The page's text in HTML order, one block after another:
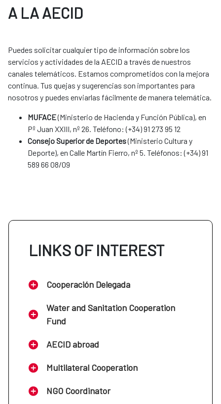
A LA AECID
Puedes solicitar cualquier tipo de información sobre los
servicios y actividades de la AECID a través de nuestros
canales telemáticos. Estamos comprometidos con la mejora
continua. Tus quejas y sugerencias son importantes para
nosotros y puedes enviarlas fácilmente de manera telemática.​​​​​​​​​​​​
MUFACE(Ministerio de Hacienda y Función Pública), en
Pº Juan XXIII, nº 26. Teléfono: (+34) 91 273 95 12
Consejo Superior de Deportes(Ministerio Cultura y
Deporte), en Calle Martín Fierro, nº 5. Teléfonos: (+34) 91
589 66 08/09
LINKS OF INTEREST
Cooperación Delegada
Water and Sanitation Cooperation
Fund
AECID abroad
Multilateral Cooperation
NGO Coordinator